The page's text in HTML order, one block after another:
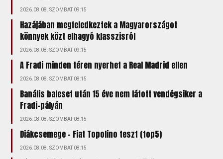
2026.08.08. SZOMBAT 09:15
Hazájában megfeledkeztek a Magyarországot
könnyek közt elhagyó klasszisról
2026.08.08. SZOMBAT 09:15
A Fradi minden téren nyerhet a Real Madrid ellen
2026.08.08. SZOMBAT 08:15
Banális baleset után 15 éve nem látott vendégsiker a
Fradi-pályán
2026.08.08. SZOMBAT 08:15
Diákcsemege – Fiat Topolino teszt (top5)
2026.08.08. SZOMBAT 08:15